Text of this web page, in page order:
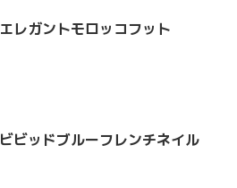
エレガントモロッコフット
ビビッドブルーフレンチネイル